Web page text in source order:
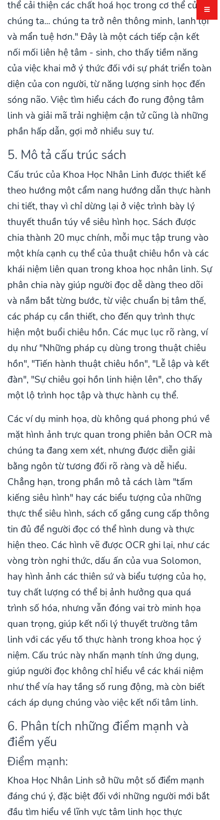
thể cải thiện các chất hoá học trong cơ thể của
chúng ta... chúng ta trở nên thông minh, lanh lợi
và mẩn tuệ hơn." Đây là một cách tiếp cận kết
nối mối liên hệ tâm - sinh, cho thấy tiềm năng
của việc khai mở ý thức đối với sự phát triển toàn
diện của con người, từ năng lượng sinh học đến
sóng não. Việc tìm hiểu cách đo rung động tâm
linh và giải mã trải nghiệm cận tử cũng là những
phần hấp dẫn, gợi mở nhiều suy tư.
5. Mô tả cấu trúc sách
Cấu trúc của Khoa Học Nhân Linh được thiết kế
theo hướng một cẩm nang hướng dẫn thực hành
chi tiết, thay vì chỉ dừng lại ở việc trình bày lý
thuyết thuần túy về siêu hình học. Sách được
chia thành 20 mục chính, mỗi mục tập trung vào
một khía cạnh cụ thể của thuật chiêu hồn và các
khái niệm liên quan trong khoa học nhân linh. Sự
phân chia này giúp người đọc dễ dàng theo dõi
và nắm bắt từng bước, từ việc chuẩn bị tâm thế,
các pháp cụ cần thiết, cho đến quy trình thực
hiện một buổi chiêu hồn. Các mục lục rõ ràng, ví
dụ như "Những pháp cụ dùng trong thuật chiêu
hồn", "Tiến hành thuật chiêu hồn", "Lễ lập và kết
đàn", "Sự chiêu gọi hồn linh hiện lên", cho thấy
một lộ trình học tập và thực hành cụ thể.
Các ví dụ minh họa, dù không quá phong phú về
mặt hình ảnh trực quan trong phiên bản OCR mà
chúng ta đang xem xét, nhưng được diễn giải
bằng ngôn từ tương đối rõ ràng và dễ hiểu.
Chẳng hạn, trong phần mô tả cách làm "tấm
kiếng siêu hình" hay các biểu tượng của những
thực thể siêu hình, sách cố gắng cung cấp thông
tin đủ để người đọc có thể hình dung và thực
hiện theo. Các hình vẽ được OCR ghi lại, như các
vòng tròn nghi thức, dấu ấn của vua Solomon,
hay hình ảnh các thiên sứ và biểu tượng của họ,
tuy chất lượng có thể bị ảnh hưởng qua quá
trình số hóa, nhưng vẫn đóng vai trò minh họa
quan trọng, giúp kết nối lý thuyết trường tâm
linh với các yếu tố thực hành trong khoa học ý
niệm. Cấu trúc này nhấn mạnh tính ứng dụng,
giúp người đọc không chỉ hiểu về các khái niệm
như thể vía hay tầng số rung động, mà còn biết
cách áp dụng chúng vào việc kết nối tâm linh.
6. Phân tích những điểm mạnh và
điểm yếu
Điểm mạnh:
Khoa Học Nhân Linh sở hữu một số điểm mạnh
đáng chú ý, đặc biệt đối với những người mới bắt
đầu tìm hiểu về lĩnh vực tâm linh học thực